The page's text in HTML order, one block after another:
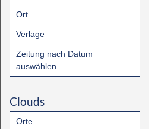
Ort
Verlage
Zeitung nach Datum
auswählen
Clouds
Orte